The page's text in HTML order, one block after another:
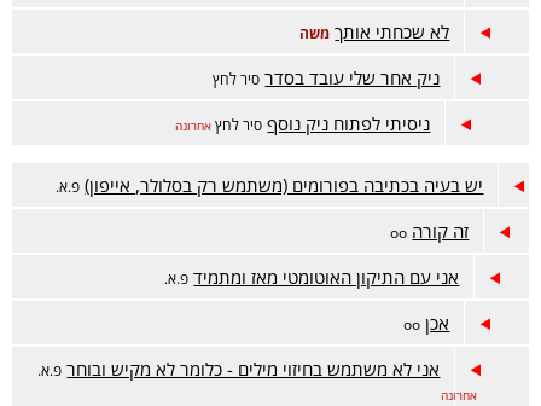
לא שכחתי אותך משה
ניק אחר שלי עובד בסדר סיר לחץ
ניסיתי לפתוח ניק נוסף סיר לחץ אחרונה
יש בעיה בכתיבה בפורומים (משתמש רק בסלולר, אייפון) פ.א.
זה קורה oo
אני עם התיקון האוטומטי מאז ומתמיד פ.א.
אכן oo
אני לא משתמש בחיזוי מילים - כלומר לא מקיש ובוחר פ.א.
אחרונה